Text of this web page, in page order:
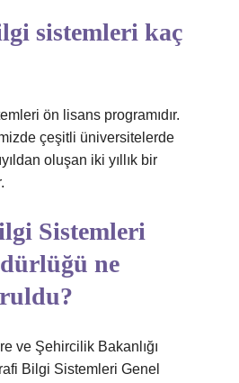
sistemleri kaç
ön lisans programıdır.
çeşitli üniversitelerde
oluşan iki yıllık bir
Sistemleri
ne
ve Şehircilik Bakanlığı
Bilgi Sistemleri Genel